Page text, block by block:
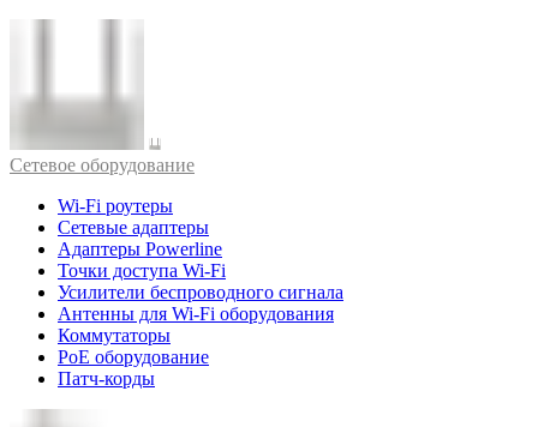
Cетевое оборудование
Wi-Fi роутеры
Сетевые адаптеры
Адаптеры Powerline
Точки доступа Wi-Fi
Усилители беспроводного сигнала
Антенны для Wi-Fi оборудования
Коммутаторы
PoE оборудование
Патч-корды